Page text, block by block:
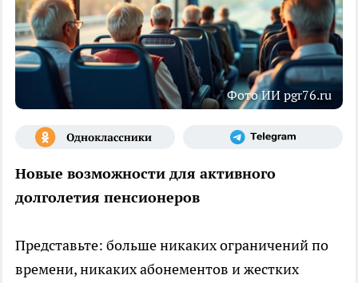
Фото ИИ pgr76.ru
Новые возможности для активного
долголетия пенсионеров
Представьте: больше никаких ограничений по
времени, никаких абонементов и жестких